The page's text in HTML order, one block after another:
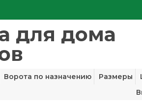
Ворота по назначению Размеры